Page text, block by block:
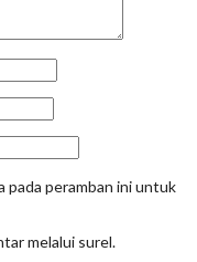
pada peramban ini untuk
melalui surel.